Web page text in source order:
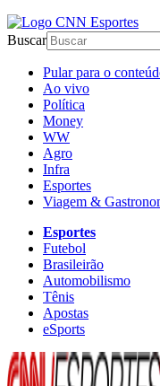
Buscar
Pular para o
Ao vivo
Política
Money
WW
Agro
Infra
Esportes
Viagem &
Esportes
Futebol
Brasileirão
Automobilismo
Tênis
Apostas
eSports